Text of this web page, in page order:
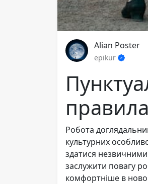
Alian Poster
epikur
Робота
культурних
здатися
заслужити повагу
комфортніше в